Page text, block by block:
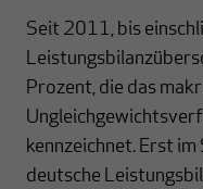
Seit 2011, bis
Prozent, die das
kennzeichnet. Erst
deutsche